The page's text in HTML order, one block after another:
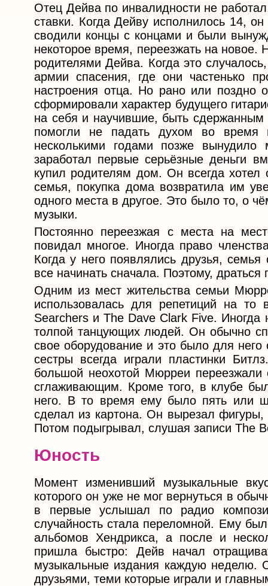
Отец Дейва по инвалидности не
ставки. Когда Дейву исполнилось 14,
сводили концы с концами и были
некоторое время, переезжать на
родителями Дейва. Когда это
армии спасения, где они частенько
настроения отца. Но рано или поздно
сформировали характер будущего
на себя и научившие, быть
помогли не падать духом во время
несколькими годами позже вынудило
заработал первые серьёзные деньги
купил родителям дом. Он всегда хотел
семья, покупка дома возвратила им
одного места в другое. Это было то, о
музыки.
Постоянно переезжая с места на
повидал многое. Иногда право
Когда у него появлялись друзья,
все начинать сначала. Поэтому,
Одним из мест жительства семьи
использовалась для репетиций на
Searchers и The Dave Clark Five.
толпой танцующих людей. Он обычно
свое оборудование и это было для
сестры всегда играли пластинки
большой неохотой Мюрреи
сглаживающим. Кроме того, в клубе
него. В то время ему было пять или
сделал из картона. Он вырезал
Потом подыгрывал, слушая записи The
Юность
Момент изменивший музыкальные
которого он уже не мог вернуться в
в первые услышал по радио
случайность стала переломной. Ему
альбомов Хендрикса, а после и
пришла быстро: Дейв начал
музыкальные издания каждую неделю.
друзьями, теми которые играли и